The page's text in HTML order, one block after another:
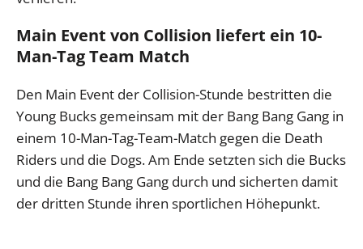
Main Event von Collision liefert ein 10-
Man-Tag Team Match
Den Main Event der Collision-Stunde bestritten die
Young Bucks gemeinsam mit der Bang Bang Gang in
einem 10-Man-Tag-Team-Match gegen die Death
Riders und die Dogs. Am Ende setzten sich die Bucks
und die Bang Bang Gang durch und sicherten damit
der dritten Stunde ihren sportlichen Höhepunkt.